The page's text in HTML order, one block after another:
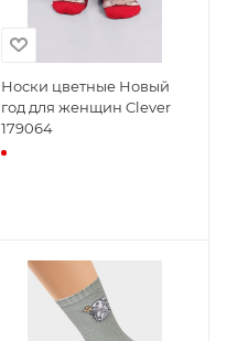
Носки цветные Новый
год для женщин Clever
179064